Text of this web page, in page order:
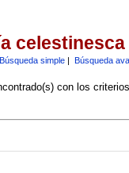
celestinesca
Búsqueda simple| Búsqueda
con los